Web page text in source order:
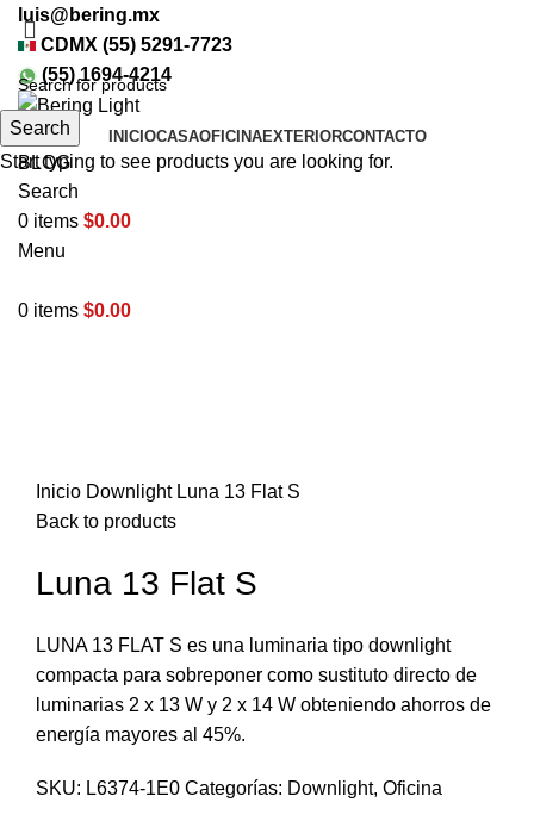
luis@bering.mx
CDMX (55) 5291-7723
(55) 1694-4214
INICIOCASAOFICINAEXTERIORCONTACTO
BLOG
Search
0 items $0.00
Menu
0 items $0.00
Inicio Downlight Luna 13 Flat S
Back to products
Luna 13 Flat S
LUNA 13 FLAT S es una luminaria tipo downlight
compacta para sobreponer como sustituto directo de
luminarias 2 x 13 W y 2 x 14 W obteniendo ahorros de
energía mayores al 45%.
SKU: L6374-1E0 Categorías: Downlight, Oficina
Search
Start typing to see products you are looking for.